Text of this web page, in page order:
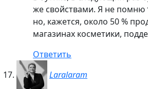
же свойствами. Я не помню
но, кажется, около 50 %
магазинах косметики,
Ответить
Laralaram